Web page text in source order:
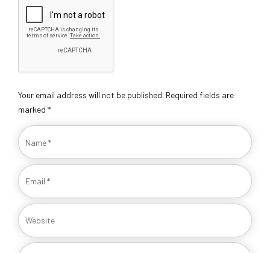
Your email address will not be published. Required fields are
marked *